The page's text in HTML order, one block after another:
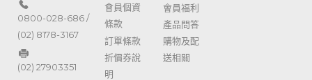
0800-028-686 /
(02) 8178-3167
(02) 27903351
會員個資
條款
訂單條款
折價券說
明
會員福利
產品問答
購物及配
送相關